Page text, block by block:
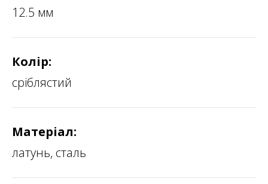
12.5 мм
Колір:
сріблястий
Матеріал:
латунь, сталь